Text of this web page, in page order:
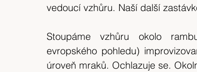
vedoucí vzhůru. Naší další
Stoupáme vzhůru okolo
evropského pohledu)
úroveň mraků. Ochlazuje se.